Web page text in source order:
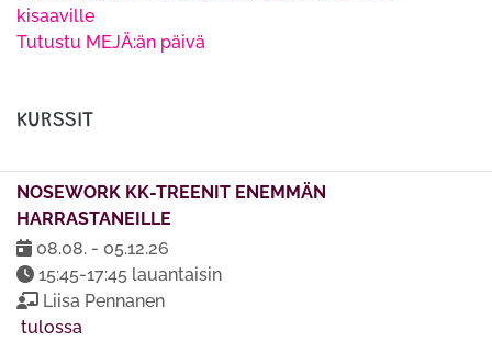
kisaaville
Tutustu MEJÄ:än päivä
KURSSIT
NOSEWORK KK-TREENIT ENEMMÄN
HARRASTANEILLE
08.08. - 05.12.26
15:45-17:45 lauantaisin
Liisa Pennanen
tulossa